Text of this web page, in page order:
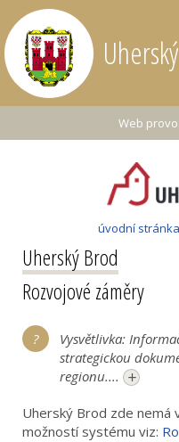
Web
úvodní stránka
Uherský Brod
Rozvojové záměry
Vysvětlivka:
strategickou
regionu.... +
Uherský Brod zde nemá
možností systému viz: